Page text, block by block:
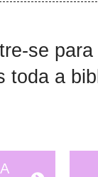
se
toda a